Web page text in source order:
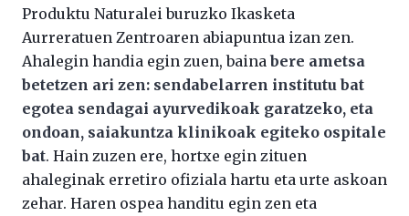
Produktu Naturalei buruzko Ikasketa
Aurreratuen Zentroaren abiapuntua izan zen.
Ahalegin handia egin zuen, bainabere ametsa
betetzen ari zen: sendabelarren institutu bat
egotea sendagai ayurvedikoak garatzeko, eta
ondoan, saiakuntza klinikoak egiteko ospitale
bat. Hain zuzen ere, hortxe egin zituen
ahaleginak erretiro ofiziala hartu eta urte askoan
zehar. Haren ospea handitu egin zen eta